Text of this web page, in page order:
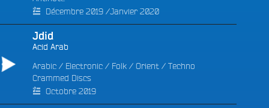
Décembre 2019 /Janvier 2020
Jdid
Acid Arab
Arabic / Electronic / Folk / Orient / Techno
Crammed Discs
Octobre 2019